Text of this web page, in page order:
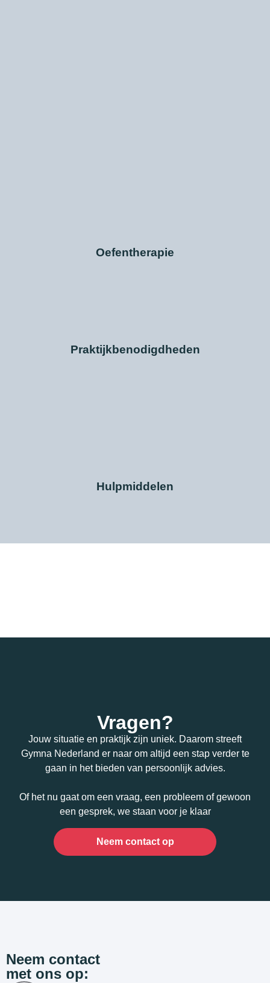
Oefentherapie
Praktijkbenodigdheden
Hulpmiddelen
Vragen?
Jouw situatie en praktijk zijn uniek. Daarom streeft
Gymna Nederland er naar om altijd een stap verder te
gaan in het bieden van persoonlijk advies.
Of het nu gaat om een vraag, een probleem of gewoon
een gesprek, we staan voor je klaar
Neem contact op
Neem contact
met ons op: